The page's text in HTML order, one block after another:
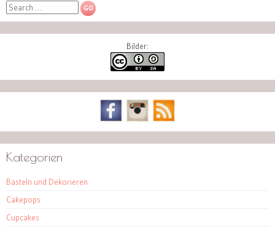
Search
Bilder:
Kategorien
Basteln und Dekorieren
Cakepops
Cupcakes